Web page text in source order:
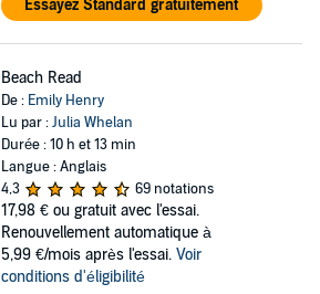
Essayez Standard gratuitement
Beach Read
De : Emily Henry
Lu par :Julia Whelan
Durée : 10 h et 13 min
Langue : Anglais
4,3
69 notations
17,98 € ou gratuit avec l'essai.
Renouvellement automatique à
5,99 €/mois après l'essai. Voir
conditions d'éligibilité